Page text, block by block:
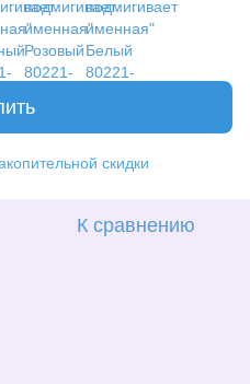
скидки
К сравнению